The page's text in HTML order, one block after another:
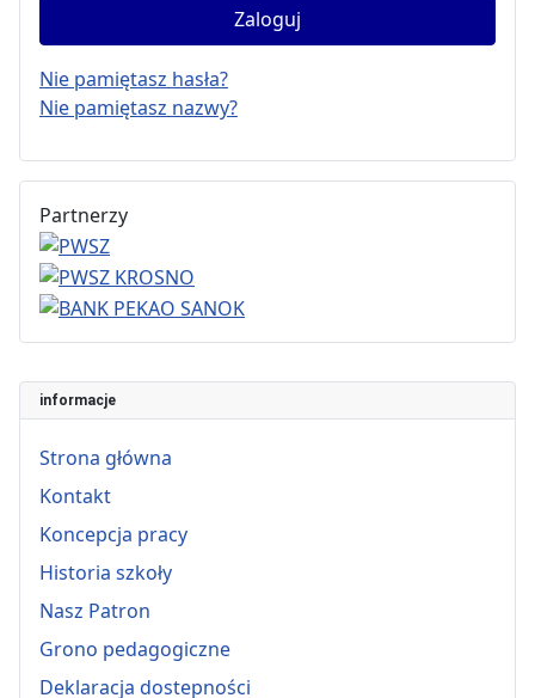
informacje
Strona główna
Kontakt
Koncepcja pracy
Historia szkoły
Nasz Patron
Grono pedagogiczne
Deklaracja dostepności
Zaloguj
Nie pamiętasz hasła?
Nie pamiętasz nazwy?
Partnerzy